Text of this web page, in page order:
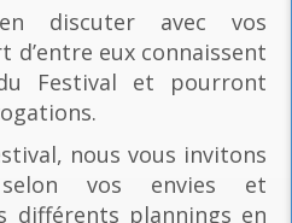
discuter avec vos
eux connaissent
Festival et pourront
nous vous invitons
vos envies et
différents plannings en